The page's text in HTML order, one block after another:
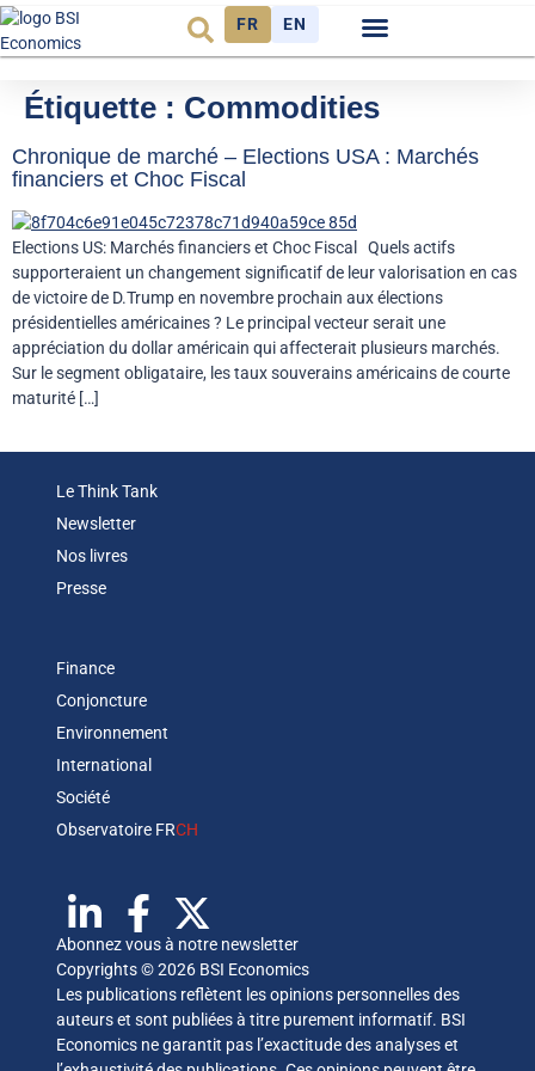
FR EN
Étiquette : Commodities
Chronique de marché – Elections USA : Marchés
financiers et Choc Fiscal
Elections US: Marchés financiers et Choc Fiscal Quels actifs
supporteraient un changement significatif de leur valorisation en cas
de victoire de D.Trump en novembre prochain aux élections
présidentielles américaines ? Le principal vecteur serait une
appréciation du dollar américain qui affecterait plusieurs marchés.
Sur le segment obligataire, les taux souverains américains de courte
maturité […]
Le Think Tank
Newsletter
Nos livres
Presse
Finance
Conjoncture
Environnement
International
Société
Observatoire FRCH
Abonnez vous à notre newsletter
Copyrights © 2026 BSI Economics
Les publications reflètent les opinions personnelles des
auteurs et sont publiées à titre purement informatif. BSI
Economics ne garantit pas l’exactitude des analyses et